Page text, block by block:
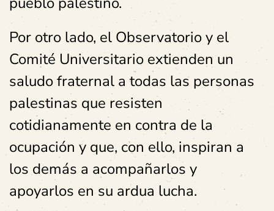
Por otro lado, el Observatorio y el
Comité Universitario extienden un
saludo fraternal a todas las personas
palestinas que resisten
cotidianamente en contra de la
ocupación y que, con ello, inspiran a
los demás a acompañarlos y
apoyarlos en su ardua lucha.